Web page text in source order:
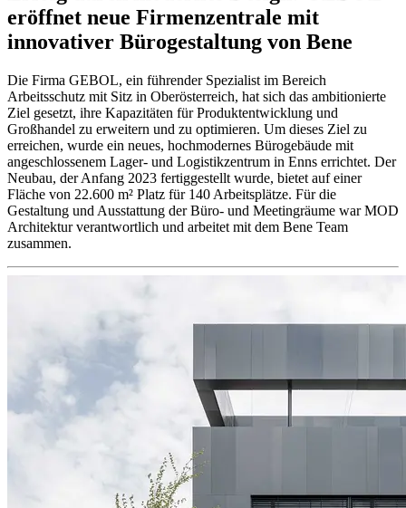
eröffnet neue Firmenzentrale mit
innovativer Bürogestaltung von Bene
Die Firma GEBOL, ein führender Spezialist im Bereich
Arbeitsschutz mit Sitz in Oberösterreich, hat sich das ambitionierte
Ziel gesetzt, ihre Kapazitäten für Produktentwicklung und
Großhandel zu erweitern und zu optimieren. Um dieses Ziel zu
erreichen, wurde ein neues, hochmodernes Bürogebäude mit
angeschlossenem Lager- und Logistikzentrum in Enns errichtet. Der
Neubau, der Anfang 2023 fertiggestellt wurde, bietet auf einer
Fläche von 22.600 m² Platz für 140 Arbeitsplätze. Für die
Gestaltung und Ausstattung der Büro- und Meetingräume war MOD
Architektur verantwortlich und arbeitet mit dem Bene Team
zusammen.